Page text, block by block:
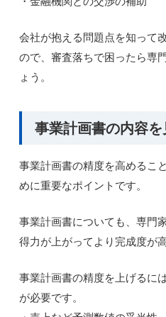
会社が抱える問題点を知って
ので、審査落ちで困ったら専
ょう。
事業計画書の内容
事業計画書の精度を高めるこ
めに重要なポイントです。
事業計画書についても、専門
得力が上がってより完成度が
事業計画書の精度を上げるに
が必要です。